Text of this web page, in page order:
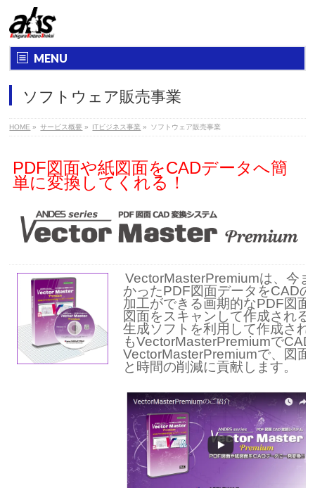
MENU
ソフトウェア販売事業
HOME » サービス概要 » ITビジネス事業 » ソフトウェア販売事業
PDF図面や紙図面をCADデータへ簡
単に変換してくれる！
VectorMasterPremiumは、今
かったPDF図面データをCAD
加工ができる画期的なPDF図
図面をスキャンして作成され
生成ソフトを利用して作成さ
もVectorMasterPremiumで
VectorMasterPremiumで、図
と時間の削減に貢献します。